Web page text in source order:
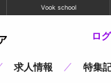
Vook school
ロ
求人情報 特集